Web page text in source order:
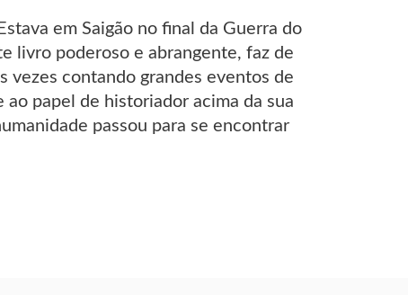
em Saigão no final da Guerra do
livro poderoso e abrangente, faz de
vezes contando grandes eventos de
papel de historiador acima da sua
passou para se encontrar